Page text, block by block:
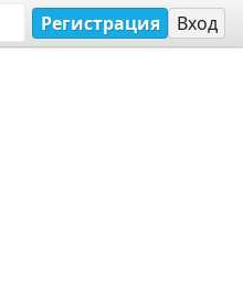
Регистрация Вход